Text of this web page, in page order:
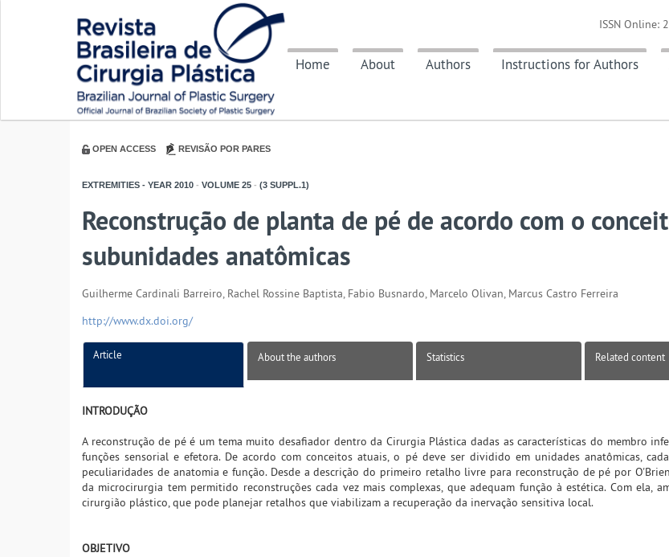
Home About Authors Instructions for Authors
ISSN Online:
OPEN ACCESS REVISÃO POR PARES
EXTREMITIES - YEAR 2010 - VOLUME 25 - (3 SUPPL.1)
Reconstrução de planta de pé de acordo com o
subunidades anatômicas
Guilherme Cardinali Barreiro, Rachel Rossine Baptista, Fabio Busnardo, Marcelo Olivan, Marcus Castro Ferreira
http://www.dx.doi.org/
Article About the authors Statistics Related content
INTRODUÇÃO
A reconstrução de pé é um tema muito desafiador dentro da Cirurgia Plástica dadas as características do membro
funções sensorial e efetora. De acordo com conceitos atuais, o pé deve ser dividido em unidades anatômicas,
peculiaridades de anatomia e função. Desde a descrição do primeiro retalho livre para reconstrução de pé por
da microcirurgia tem permitido reconstruções cada vez mais complexas, que adequam função à estética. Com ela,
cirurgião plástico, que pode planejar retalhos que viabilizam a recuperação da inervação sensitiva local.
OBJETIVO